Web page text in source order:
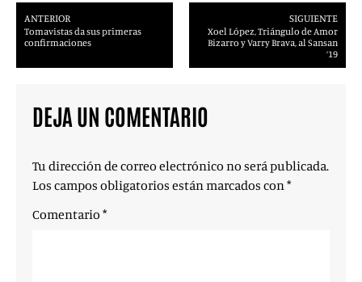
ANTERIOR
Tomavistas da sus primeras
confirmaciones
SIGUIENTE
Xoel López, Triángulo de Amor
Bizarro y Varry Brava, al Sansan
‘19
DEJA UN COMENTARIO
Tu dirección de correo electrónico no será publicada.
Los campos obligatorios están marcados con*
Comentario *